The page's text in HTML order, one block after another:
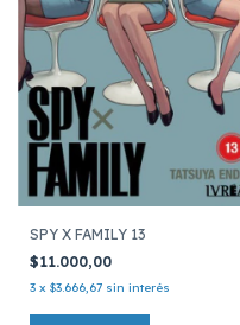
SPY X FAMILY 13
$11.000,00
3 x $3.666,67 sin interés